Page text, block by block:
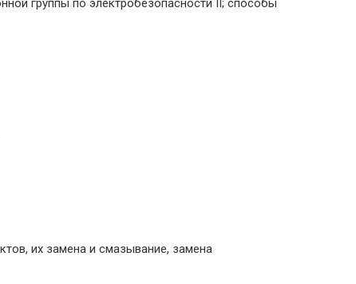
группы по электробезопасности II; способы
их замена и смазывание, замена